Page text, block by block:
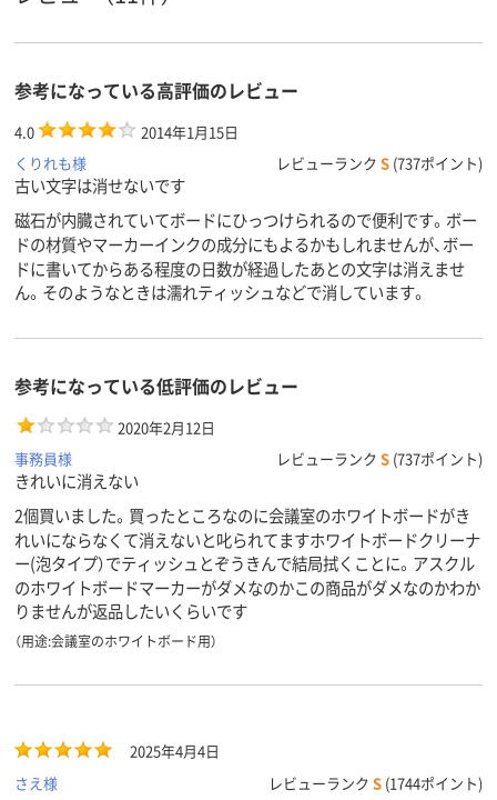
参考になっている高評価のレビュー
4.0
2014年1月15日
くりれも様
レビューランク S (737ポイント)
古い文字は消せないです
磁石が内臓されていてボードにひっつけられるので便利です。ボー
ドの材質やマーカーインクの成分にもよるかもしれませんが、ボー
ドに書いてからある程度の日数が経過したあとの文字は消えませ
ん。そのようなときは濡れティッシュなどで消しています。
参考になっている低評価のレビュー
2020年2月12日
事務員様
レビューランク S (737ポイント)
きれいに消えない
2個買いました。買ったところなのに会議室のホワイトボードがき
れいにならなくて消えないと叱られてますホワイトボードクリーナ
ー(泡タイプ）でティッシュとぞうきんで結局拭くことに。アスクル
のホワイトボードマーカーがダメなのかこの商品がダメなのかわか
りませんが返品したいくらいです
（用途:会議室のホワイトボード用）
2025年4月4日
さえ様
レビューランク S (1744ポイント)